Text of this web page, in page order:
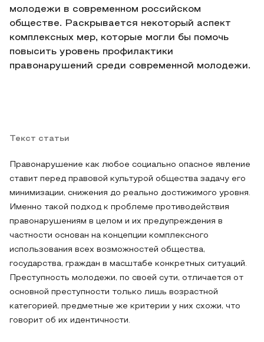
молодежи в современном российском
обществе. Раскрывается некоторый аспект
комплексных мер, которые могли бы помочь
повысить уровень профилактики
правонарушений среди современной молодежи.
Текст статьи
Правонарушение как любое социально опасное явление
ставит перед правовой культурой общества задачу его
минимизации, снижения до реально достижимого уровня.
Именно такой подход к проблеме противодействия
правонарушениям в целом и их предупреждения в
частности основан на концепции комплексного
использования всех возможностей общества,
государства, граждан в масштабе конкретных ситуаций.
Преступность молодежи, по своей сути, отличается от
основной преступности только лишь возрастной
категорией, предметные же критерии у них схожи, что
говорит об их идентичности.